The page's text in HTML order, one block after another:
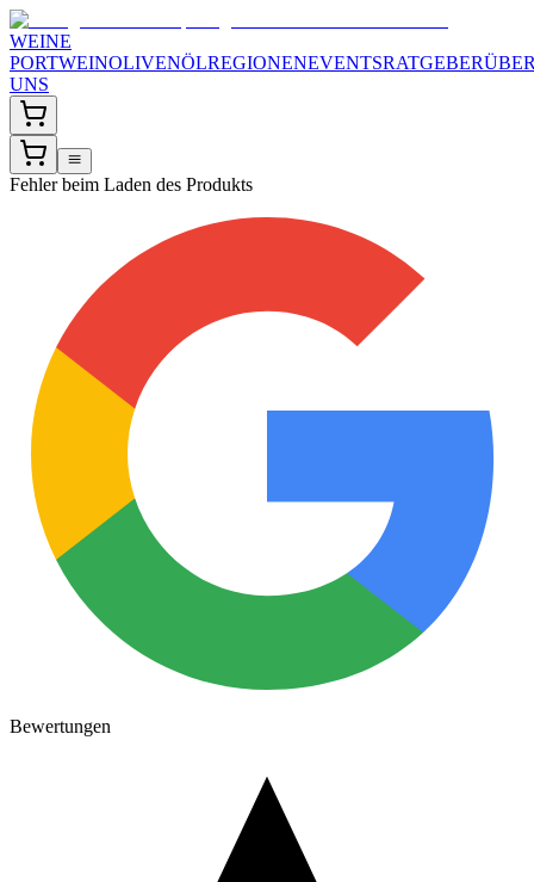
WEINE
PORTWEINOLIVENÖLREGIONENEVENTSRATGEBER
UNS
Fehler beim Laden des Produkts
Bewertungen